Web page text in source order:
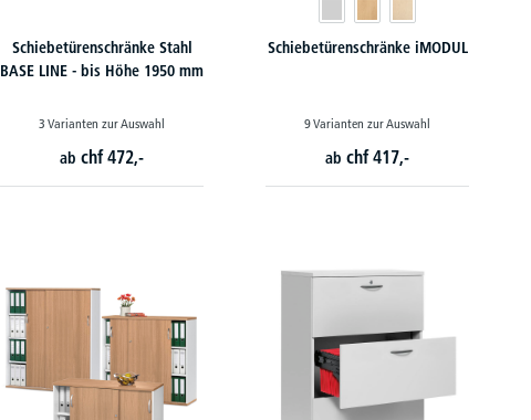
Schiebetürenschränke Stahl
BASE LINE - bis Höhe 1950 mm
3 Varianten zur Auswahl
ab chf 472,-
Schiebetürenschränke iMODUL
9 Varianten zur Auswahl
ab chf 417,-